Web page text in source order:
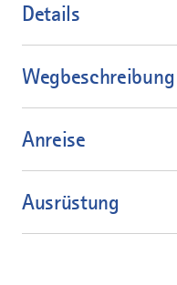
Details
Wegbeschreibung
Anreise
Ausrüstung